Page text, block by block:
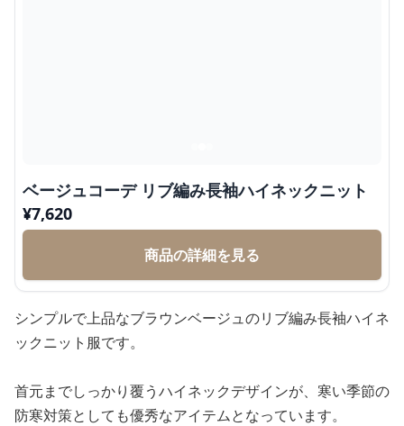
ベージュコーデ リブ編み長袖ハイネックニット
¥7,620
商品の詳細を見る
シンプルで上品なブラウンベージュのリブ編み長袖ハイネ
ックニット服です。
首元までしっかり覆うハイネックデザインが、寒い季節の
防寒対策としても優秀なアイテムとなっています。